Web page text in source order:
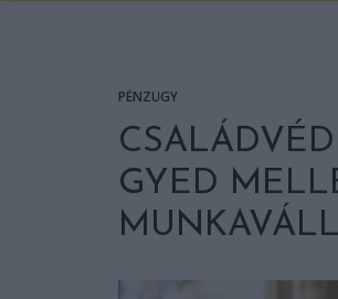
PÉNZÜGY
GYED